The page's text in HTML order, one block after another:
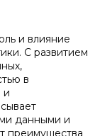
и влияние
С развитием
в
и
данными и
преимущества